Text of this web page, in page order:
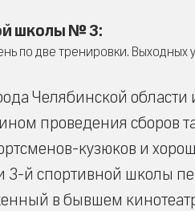
школы № 3:
по две тренировки. Выходных у
Челябинской
проведения сборов
кузюков и
3-й спортивной школы
в бывшем